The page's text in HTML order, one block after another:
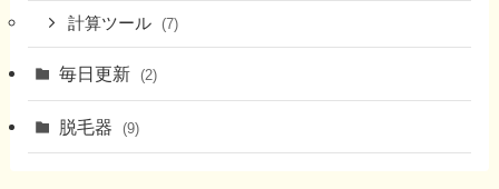
計算ツール (7)
毎日更新 (2)
脱毛器 (9)